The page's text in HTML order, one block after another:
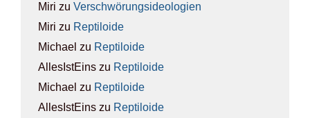
Miri zu Ver­schwö­rungs­ideo­lo­gien
Miri zu Rep­ti­lo­ide
Michael zu Rep­ti­lo­ide
AllesIstEins zu Rep­ti­lo­ide
Michael zu Rep­ti­lo­ide
AllesIstEins zu Rep­ti­lo­ide